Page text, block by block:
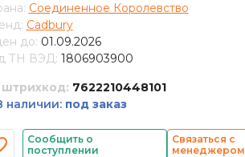
Соединенное Королевство
Cadbury
до: 01.09.2026
ТН ВЭД: 1806903900
штрихкод: 7622210448101
наличии: под заказ
Сообщить о
поступлении
Связаться с
менеджером